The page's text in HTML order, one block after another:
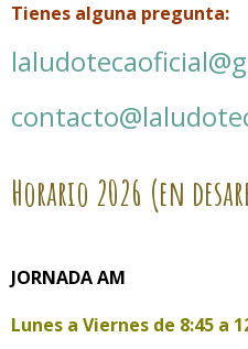
Tienes alguna pregunta:
Horario 2026 (en
JORNADA AM
Lunes a Viernes de 8:45 a